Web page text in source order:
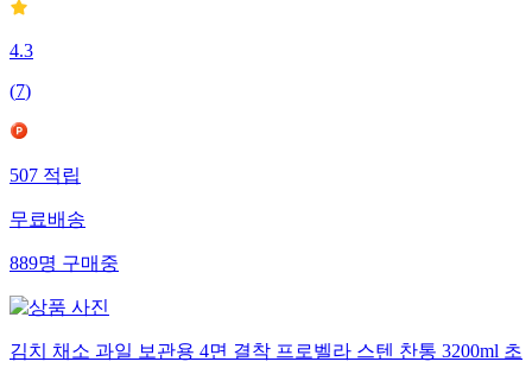
4.3
(7)
507적립
무료배송
889명구매중
김치 채소 과일 보관용 4면 결착 프로벨라 스텐 찬통 3200ml 초